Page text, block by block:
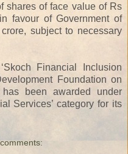
shares of face value of Rs
favour of Government of
subject to necessary
Financial Inclusion
Foundation on
been awarded under
Services’ category for its